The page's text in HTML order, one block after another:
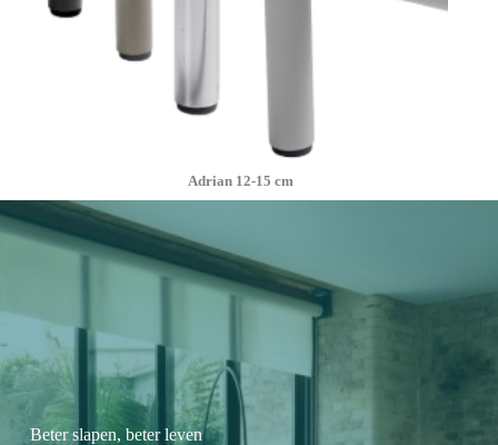
Adrian 12-15 cm
Beter slapen, beter leven